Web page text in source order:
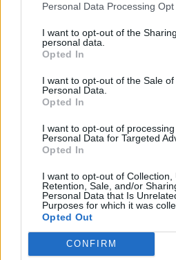
Personal Data Processing
I want to opt-out of the
personal data.
Opted In
I want to opt-out of the Sale of
Personal Data.
Opted In
I want to opt-out of
Personal Data for Targeted
Opted In
I want to opt-out of Collection,
Retention, Sale, and/or
Personal Data that Is
Purposes for which it was
Opted Out
CONFIRM
ο τζίρος στο α' εξάμηνο, στα 4,3
δισ. ευρώ – Στα 446 εκατ. ευρώ
τα EBITDA
Η συμφωνία Arval-Athlon
αναδιάρθρωσης
ESG Report 2025: Πώς η ΑΒ
βιωσιμότητα σε καθημερινή πράξη